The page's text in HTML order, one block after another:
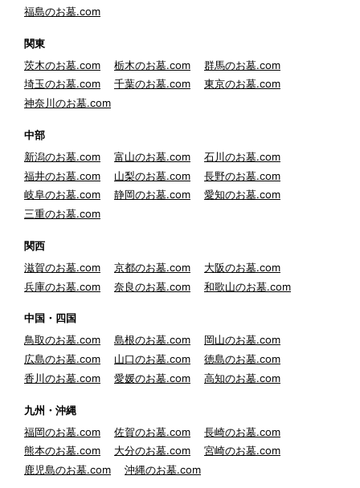
福島のお墓.com
関東
茨木のお墓.com
栃木のお墓.com
群馬のお墓.com
埼玉のお墓.com
千葉のお墓.com
東京のお墓.com
神奈川のお墓.com
中部
新潟のお墓.com
富山のお墓.com
石川のお墓.com
福井のお墓.com
山梨のお墓.com
長野のお墓.com
岐阜のお墓.com
静岡のお墓.com
愛知のお墓.com
三重のお墓.com
関西
滋賀のお墓.com
京都のお墓.com
大阪のお墓.com
兵庫のお墓.com
奈良のお墓.com 和歌山のお墓.com
中国・四国
鳥取のお墓.com
島根のお墓.com
岡山のお墓.com
広島のお墓.com
山口のお墓.com
徳島のお墓.com
香川のお墓.com
愛媛のお墓.com 高知のお墓.com
九州・沖縄
福岡のお墓.com
佐賀のお墓.com
長崎のお墓.com
熊本のお墓.com
大分のお墓.com
宮崎のお墓.com
鹿児島のお墓.com
沖縄のお墓.com